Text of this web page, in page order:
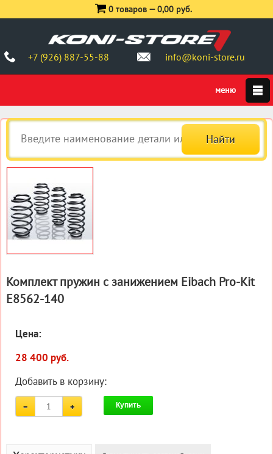
+7 (926) 887-55-88 info@koni-store.ru
0 товаров —0,00 руб.
Комплект пружин с занижением Eibach Pro-Kit
E8562-140
Цена:
28 400 руб.
Добавить в корзину:
Купить